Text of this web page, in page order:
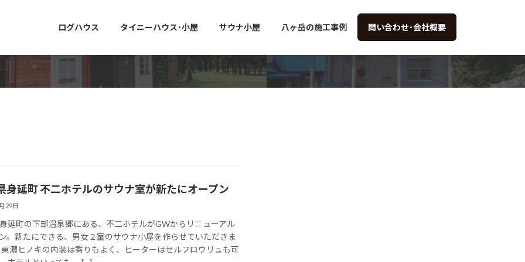
ログハウス タイニーハウス･小屋 サウナ小屋 八ヶ岳の施工事例 問い合わせ･会社概要
身延町 不二ホテルのサウナ室が新たにオープン
29日
延町の下部温泉郷にある、不二ホテルがGWからリニューアル
。新たにできる、男女２室のサウナ小屋を作らせていただきま
濃ヒノキの内装は香りもよく、ヒーターはセルフロウリュも可